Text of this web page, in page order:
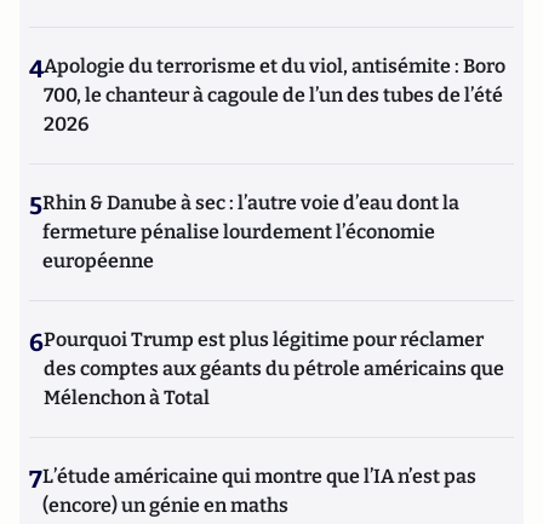
4Apologie du terrorisme et du viol, antisémite : Boro
700, le chanteur à cagoule de l’un des tubes de l’été
2026
5Rhin & Danube à sec : l’autre voie d’eau dont la
fermeture pénalise lourdement l’économie
européenne
6Pourquoi Trump est plus légitime pour réclamer
des comptes aux géants du pétrole américains que
Mélenchon à Total
7L’étude américaine qui montre que l’IA n’est pas
(encore) un génie en maths